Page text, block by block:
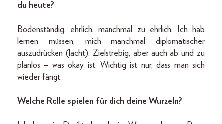
du heute?
Bodenständig, ehrlich, manchmal zu ehrlich. Ich hab
lernen müssen, mich manchmal diplomatischer
auszudrücken (lacht). Zielstrebig, aber auch ab und zu
planlos – was okay ist. Wichtig ist nur, dass man sich
wieder fängt.
Welche Rolle spielen für dich deine Wurzeln?